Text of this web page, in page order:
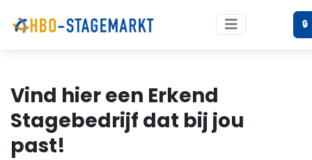
🔒
Vind hier een Erkend
Stagebedrijf dat bij jou
past!